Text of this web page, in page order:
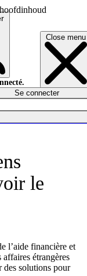
Close menu
Se connecter
le
l’aide financière et
étrangères
des solutions pour